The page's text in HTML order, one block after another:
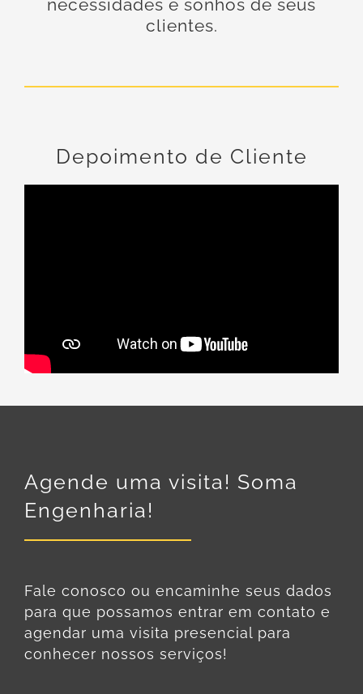
necessidades e sonhos de seus
clientes.
Depoimento de Cliente
Agende uma visita! Soma
Engenharia!
Fale conosco ou encaminhe seus dados
para que possamos entrar em contato e
agendar uma visita presencial para
conhecer nossos serviços!